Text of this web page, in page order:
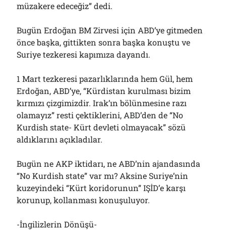
müzakere edeceğiz” dedi.
Bugün Erdoğan BM Zirvesi için ABD’ye gitmeden
önce başka, gittikten sonra başka konuştu ve
Suriye tezkeresi kapımıza dayandı.
1 Mart tezkeresi pazarlıklarında hem Gül, hem
Erdoğan, ABD’ye, “Kürdistan kurulması bizim
kırmızı çizgimizdir. Irak’ın bölünmesine razı
olamayız” resti çektiklerini, ABD’den de “No
Kurdish state- Kürt devleti olmayacak” sözü
aldıklarını açıkladılar.
Bugün ne AKP iktidarı, ne ABD’nin ajandasında
“No Kurdish state” var mı? Aksine Suriye’nin
kuzeyindeki “Kürt koridorunun” IŞİD’e karşı
korunup, kollanması konuşuluyor.
-İngilizlerin Dönüşü-